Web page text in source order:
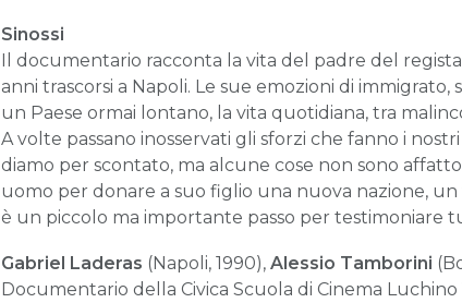
Sinossi
Il documentario racconta la vita del padre del
anni trascorsi a Napoli. Le sue emozioni di
un Paese ormai lontano, la vita quotidiana, tra
A volte passano inosservati gli sforzi che fanno i
diamo per scontato, ma alcune cose non sono
uomo per donare a suo figlio una nuova nazione,
è un piccolo ma importante passo per testimoniare
Gabriel Laderas (Napoli, 1990), Alessio Tamborini
Documentario della Civica Scuola di Cinema Luchino